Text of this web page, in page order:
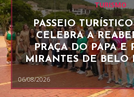
TURISMO
PASSEIO
CELEBRA A
PRAÇA DO PAPA E
MIRANTES DE BELO
06/08/2026